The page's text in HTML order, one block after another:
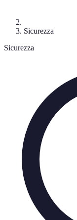
Sicurezza
Sicurezza